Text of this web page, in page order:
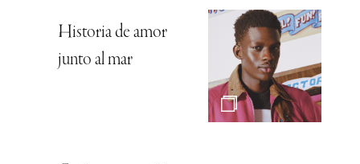
Historia de amor
junto al mar